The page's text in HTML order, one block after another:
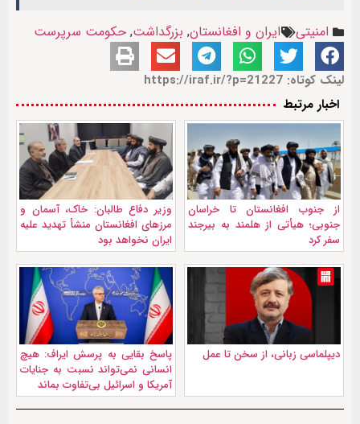
امنیتی ایران و افغانستان, بزرگداشت, حکومت سرپرست
لینک کوتاه: https://iraf.ir/?p=21227
اخبار مرتبط
از جنوب افغانستان تا خراسان
جنوبی؛ هیأتی از هلمند به بیرجند
سفر کرد
وزیر دفاع طالبان: خاک، آسمان و
مرزهای افغانستان منشأ تهدید علیه
ایران نخواهد بود
دیپلماسی زبانی، از سخن تا عمل
پاسخ بقایی به پرسش ایراف: هیچ
انسانی نمی‌تواند نسبت به جنایات
آمریکا و اسرائیل بی‌تفاوت بماند